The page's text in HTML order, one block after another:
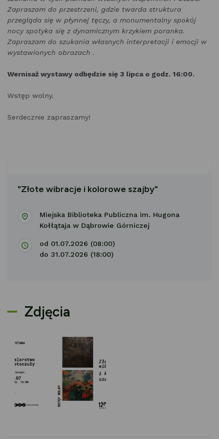
Zapraszam do przestrzeni, gdzie twarda struktura
przegląda się w płynnej tęczy, a monumentalny spokój
nocy spotyka się z dynamicznym krzykiem poranka.
Zapraszam do szukania własnych interpretacji i emocji w
wystawionych obrazach .
Wernisaż wystawy odbędzie się 3 lipca o godz. 16:00.
Wstęp wolny.
Serdecznie zapraszamy!
"Złote wibracje i kolorowe szajby"
Miejska Biblioteka Publiczna im. Hugona
Kołłątaja w Dąbrowie Górniczej
od 01.07.2026 (08:00)
do 31.07.2026 (18:00)
Zdjęcia